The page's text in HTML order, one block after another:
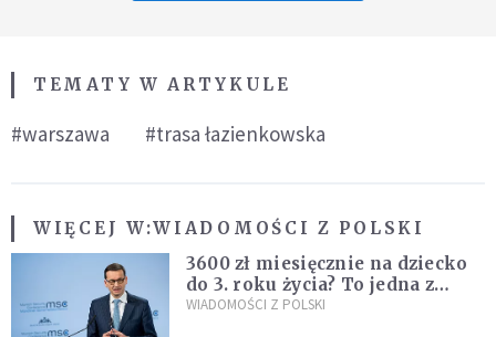
TEMATY W ARTYKULE
#warszawa #trasa łazienkowska
WIĘCEJ W:WIADOMOŚCI Z POLSKI
3600 zł miesięcznie na dziecko
do 3. roku życia? To jedna z
propozycji programu "Rozwój
WIADOMOŚCI Z POLSKI